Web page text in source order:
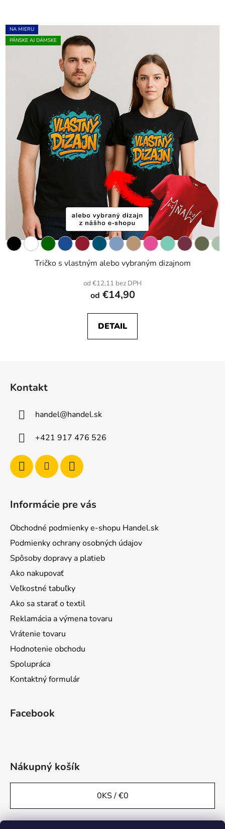
NA MIERU
PÁNSKE AJ DÁMSKE
Tričko s vlastným alebo vybraným dizajnom
od €12,11 bez DPH
od €14,90
DETAIL
Kontakt
handel@handel.sk
+421 917 476 526
Informácie pre vás
Obchodné podmienky e-shopu Handel.sk
Podmienky ochrany osobných údajov
Spôsoby dopravy a platieb
Ako nakupovať
Veľkostné tabuľky
Ako sa starať o textil
Reklamácia a výmena tovaru
Vrátenie tovaru
Hodnotenie obchodu
Spolupráca
Kontaktný formulár
Facebook
Nákupný košík
0KS /€0